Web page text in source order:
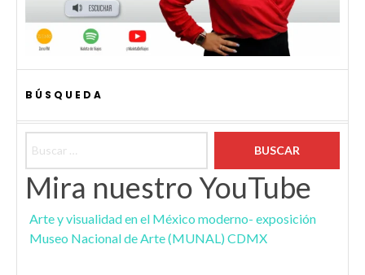
BÚSQUEDA
Mira nuestro YouTube
Arte y visualidad en el México moderno- exposición
Museo Nacional de Arte (MUNAL) CDMX